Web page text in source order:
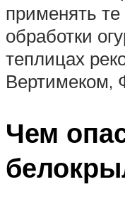
применять
обработки
теплицах
Вертимеком,
Чем